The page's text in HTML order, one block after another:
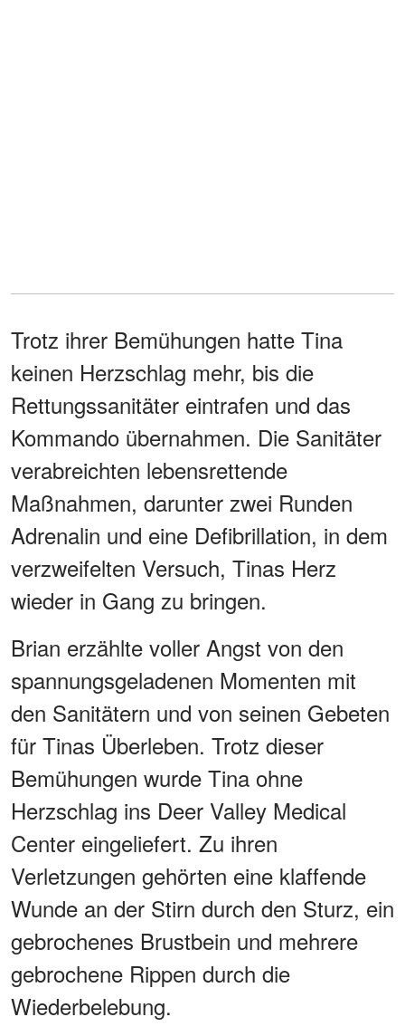
Trotz ihrer Bemühungen hatte Tina
keinen Herzschlag mehr, bis die
Rettungssanitäter eintrafen und das
Kommando übernahmen. Die Sanitäter
verabreichten lebensrettende
Maßnahmen, darunter zwei Runden
Adrenalin und eine Defibrillation, in dem
verzweifelten Versuch, Tinas Herz
wieder in Gang zu bringen.
Brian erzählte voller Angst von den
spannungsgeladenen Momenten mit
den Sanitätern und von seinen Gebeten
für Tinas Überleben. Trotz dieser
Bemühungen wurde Tina ohne
Herzschlag ins Deer Valley Medical
Center eingeliefert. Zu ihren
Verletzungen gehörten eine klaffende
Wunde an der Stirn durch den Sturz, ein
gebrochenes Brustbein und mehrere
gebrochene Rippen durch die
Wiederbelebung.